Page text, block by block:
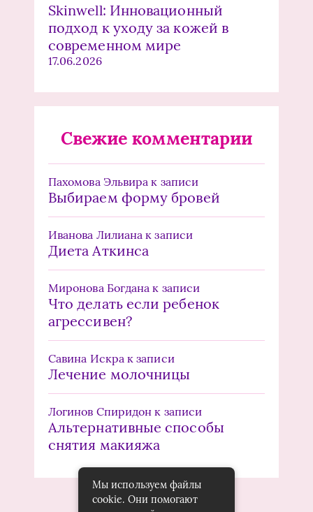
Skinwell: Инновационный
подход к уходу за кожей в
современном мире
17.06.2026
Свежие комментарии
Пахомова Эльвира к записи
Выбираем форму бровей
Иванова Лилиана к записи
Диета Аткинса
Миронова Богдана к записи
Что делать если ребенок
агрессивен?
Савина Искра к записи
Лечение молочницы
Логинов Спиридон к записи
Альтернативные способы
снятия макияжа
Мы используем файлы
cookie. Они помогают